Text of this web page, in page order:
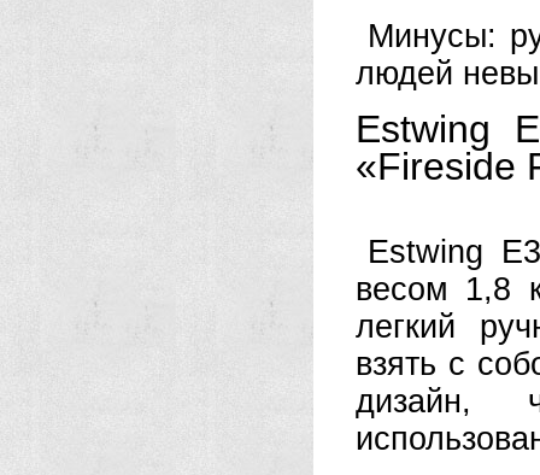
Минусы:
людей
Estwing
«Fireside
Estwing
весом 1,8
легкий
взять с
дизайн,